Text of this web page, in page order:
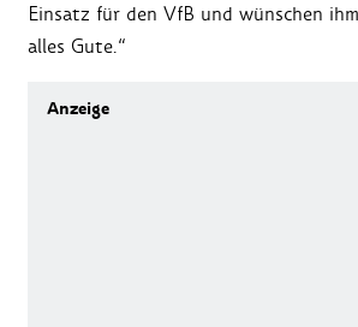
Einsatz für den VfB und wünschen
alles Gute.“